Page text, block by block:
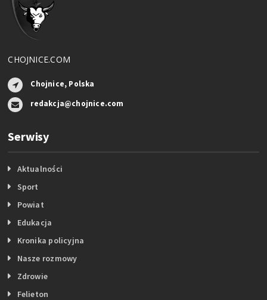
CHOJNICE.COM
Chojnice, Polska
redakcja@chojnice.com
Serwisy
Aktualności
Sport
Powiat
Edukacja
Kronika policyjna
Nasze rozmowy
Zdrowie
Felieton